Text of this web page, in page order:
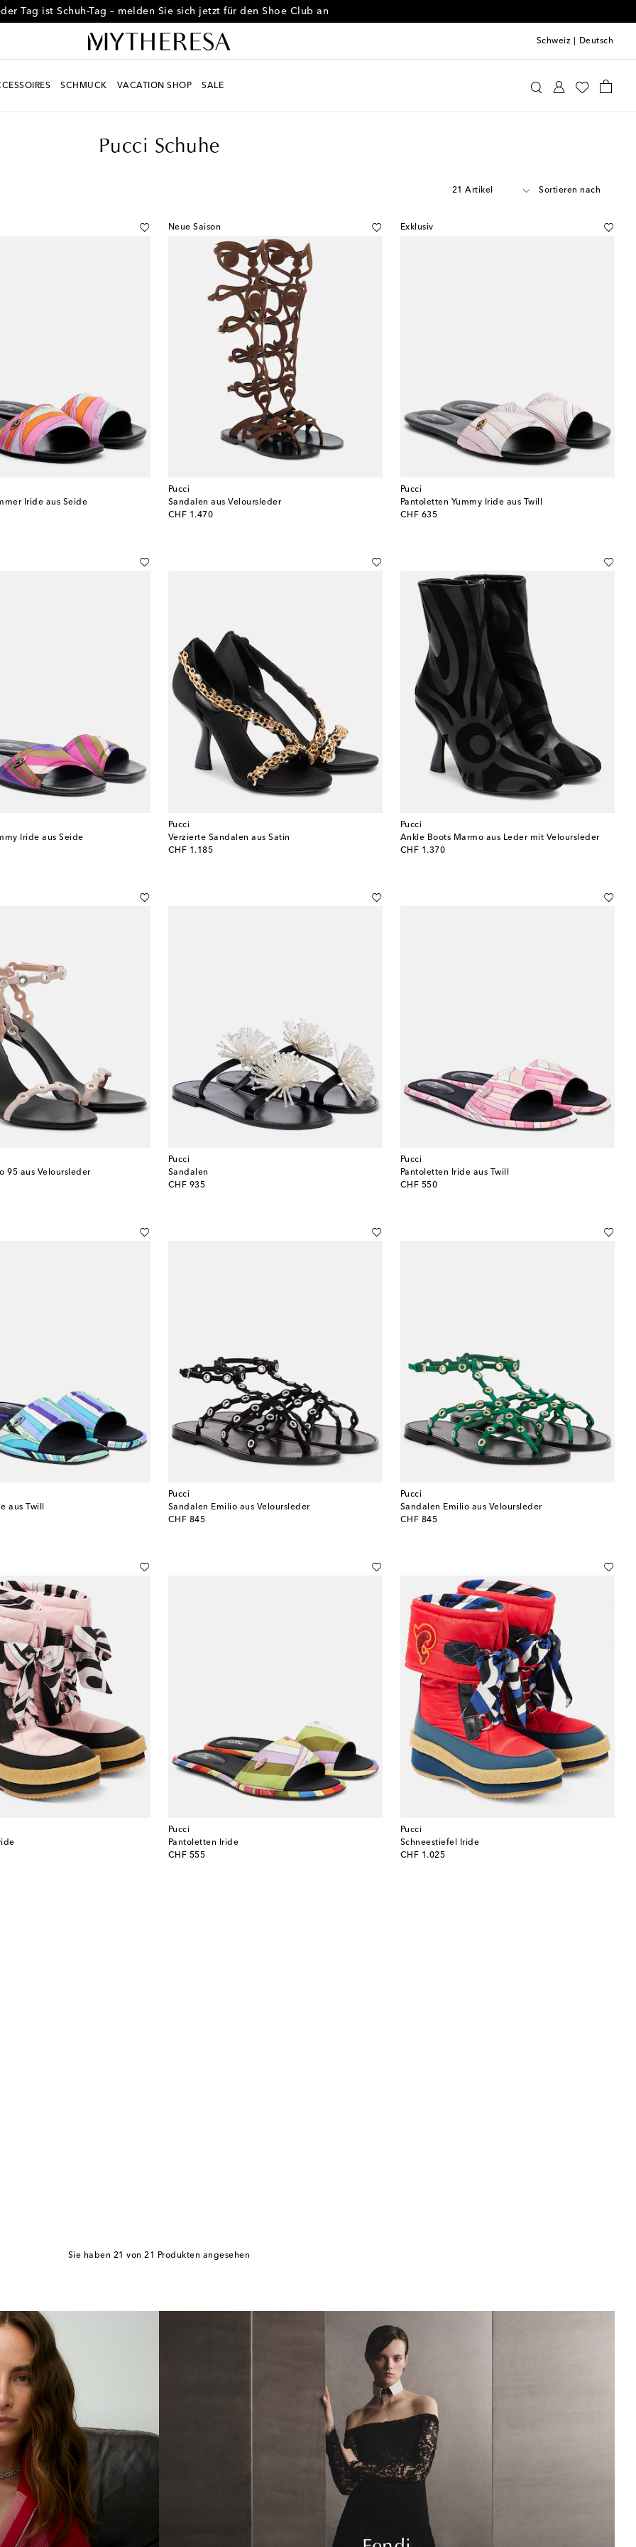
Tag ist Schuh-Tag – melden Sie sich jetzt für den Shoe Club an
Schweiz Deutsch
SCHMUCK VACATION SHOP SALE
Pucci Schuhe
21 Artikel Sortieren nach
Iride aus Seide
Neue Saison
Pucci
Sandalen aus Veloursleder
CHF 1.470
original price
Exklusiv
Pucci
Pantoletten Yummy Iride aus Twill
CHF 635
original price
Iride aus Seide
Pucci
Verzierte Sandalen aus Satin
CHF 1.185
original price
Pucci
Ankle Boots Marmo aus Leder mit Veloursleder
CHF 1.370
original price
95 aus Veloursleder
Pucci
Sandalen
CHF 935
original price
Pucci
Pantoletten Iride aus Twill
CHF 550
original price
aus Twill
Pucci
Sandalen Emilio aus Veloursleder
CHF 845
original price
Pucci
Sandalen Emilio aus Veloursleder
CHF 845
original price
Pucci
Pantoletten Iride
CHF 555
original price
Pucci
Schneestiefel Iride
CHF 1.025
original price
Sie haben 21 von 21 Produkten angesehen